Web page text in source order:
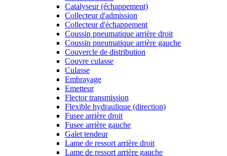
Catalyseur (échappement)
Collecteur d'admission
Collecteur d'échappement
Coussin pneumatique arrière droit
Coussin pneumatique arrière gauche
Couvercle de distribution
Couvre culasse
Culasse
Embrayage
Emetteur
Flector transmission
Flexible hydraulique (direction)
Fusee arrière droit
Fusee arrière gauche
Galet tendeur
Lame de ressort arrière droit
Lame de ressort arrière gauche